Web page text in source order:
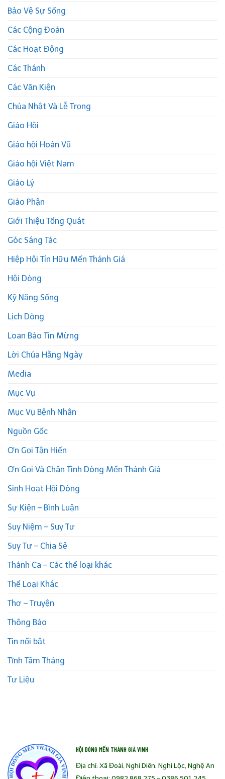
Bảo Vệ Sự Sống
Các Cộng Đoàn
Các Hoạt Động
Các Thánh
Các Văn Kiện
Chúa Nhật Và Lễ Trọng
Giáo Hội
Giáo hội Hoàn Vũ
Giáo hội Việt Nam
Giáo Lý
Giáo Phận
Giới Thiệu Tổng Quát
Góc Sáng Tác
Hiệp Hội Tín Hữu Mến Thánh Giá
Hội Dòng
Kỹ Năng Sống
Lịch Dòng
Loan Báo Tin Mừng
Lời Chúa Hằng Ngày
Media
Mục Vụ
Mục Vụ Bệnh Nhân
Nguồn Gốc
Ơn Gọi Tận Hiến
Ơn Gọi Và Chân Tính Dòng Mến Thánh Giá
Sinh Hoạt Hội Dòng
Sự Kiện – Bình Luận
Suy Niệm – Suy Tư
Suy Tư – Chia Sẻ
Thánh Ca – Các thể loại khác
Thể Loại Khác
Thơ – Truyện
Thông Báo
Tin nổi bật
Tĩnh Tâm Tháng
Tư Liệu
HỘI DÒNG MẾN THÁNH GIÁ VINH
Địa chỉ: Xã Đoài, Nghi Diên, Nghi Lộc, Nghệ An